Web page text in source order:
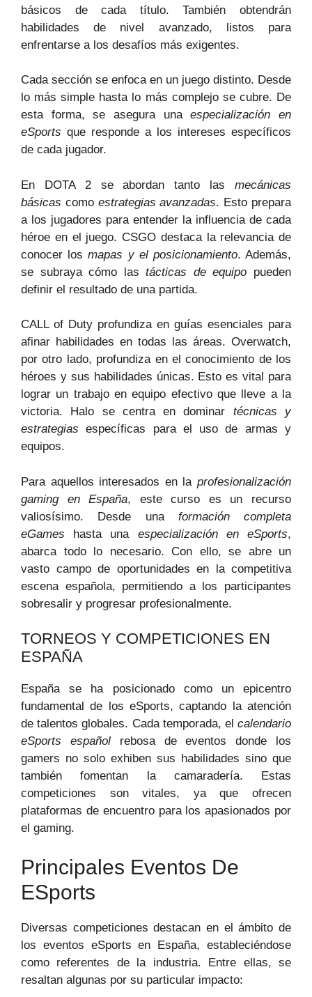
básicos de cada título. También obtendrán
habilidades de nivel avanzado, listos para
enfrentarse a los desafíos más exigentes.
Cada sección se enfoca en un juego distinto. Desde
lo más simple hasta lo más complejo se cubre. De
esta forma, se asegura unaespecialización en
eSports que responde a los intereses específicos
de cada jugador.
En DOTA 2 se abordan tanto las mecánicas
básicas como estrategias avanzadas. Esto prepara
a los jugadores para entender la influencia de cada
héroe en el juego. CSGO destaca la relevancia de
conocer losmapas y el posicionamiento. Además,
se subraya cómo lastácticas de equipo pueden
definir el resultado de una partida.
CALL of Duty profundiza en guías esenciales para
afinar habilidades en todas las áreas. Overwatch,
por otro lado, profundiza en el conocimiento de los
héroes y sus habilidades únicas. Esto es vital para
lograr un trabajo en equipo efectivo que lleve a la
victoria. Halo se centra en dominar técnicas y
estrategias específicas para el uso de armas y
equipos.
Para aquellos interesados en la profesionalización
gaming en España, este curso es un recurso
valiosísimo. Desde una formación completa
eGames hasta una especialización en eSports,
abarca todo lo necesario. Con ello, se abre un
vasto campo de oportunidades en la competitiva
escena española, permitiendo a los participantes
sobresalir y progresar profesionalmente.
TORNEOS Y COMPETICIONES EN
ESPAÑA
España se ha posicionado como un epicentro
fundamental de los eSports, captando la atención
de talentos globales. Cada temporada, el calendario
eSports españolrebosa de eventos donde los
gamers no solo exhiben sus habilidades sino que
también fomentan la camaradería. Estas
competiciones son vitales, ya que ofrecen
plataformas de encuentro para los apasionados por
el gaming.
Principales Eventos De
ESports
Diversas competiciones destacan en el ámbito de
los eventos eSports en España, estableciéndose
como referentes de la industria. Entre ellas, se
resaltan algunas por su particular impacto: